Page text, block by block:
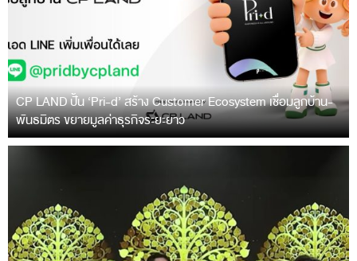
CP LAND ปั้น ‘Pri-d’ สร้าง Customer Ecosystem เชื่อมลูกบ้าน-
พันธมิตร ขยายมูลค่าธุรกิจระยะยาว